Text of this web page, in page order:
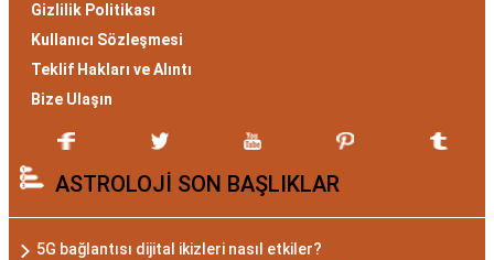
doğdukları da onların kişilik özelliklerini
belirlemede etkilidir.
Akrep Burcu Özellikleri:
Gizemli ve Kararlı
Akrep burcu, astrolojide 23 Ekim ile 21 Kasım
tarihleri arasında doğanları ifade eder. Bu
dönemde doğan bireyler genellikle gizemli ve
Gizlilik Politikası
Kullanıcı Sözleşmesi
Teklif Hakları ve Alıntı
Bize Ulaşın
ASTROLOJİ SON BAŞLIKLAR
5G bağlantısı dijital ikizleri nasıl etkiler?